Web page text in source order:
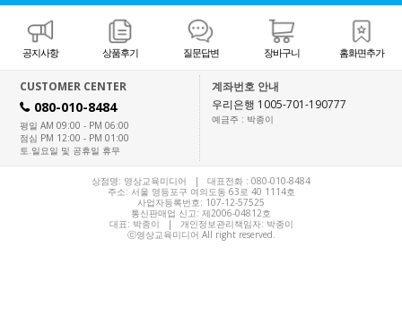
공지사항 상품후기 질문답변 장바구니 홈화면추가
CUSTOMER CENTER
H 080-010-8484
평일 AM 09:00 - PM 06:00
점심 PM 12:00 - PM 01:00
토.일요일 및 공휴일 휴무
계좌번호 안내
우리은행 1005-701-190777
예금주 : 박종이
상점명: 영상교육미디어 | 대표전화 : 080-010-8484
주소: 서울 영등포구 여의도동 63로 40 1114호
사업자등록번호: 107-12-57525
통신판매업 신고: 제2006-04812호
대표: 박종이 | 개인정보관리책임자: 박종이
ⓒ영상교육미디어 All right reserved.